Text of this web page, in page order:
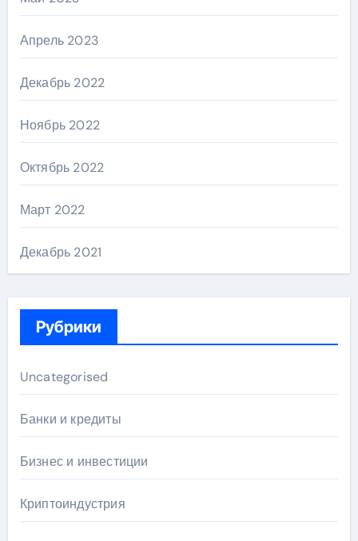
Апрель 2023
Декабрь 2022
Ноябрь 2022
Октябрь 2022
Март 2022
Декабрь 2021
Рубрики
Uncategorised
Банки и кредиты
Бизнес и инвестиции
Криптоиндустрия